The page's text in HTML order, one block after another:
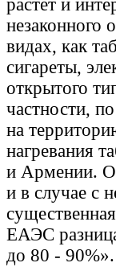
растет и
незаконного
видах, как
сигареты,
открытого
частности,
на
нагревания
и Армении.
и в случае с
ЕАЭС
до 80 - 90%».